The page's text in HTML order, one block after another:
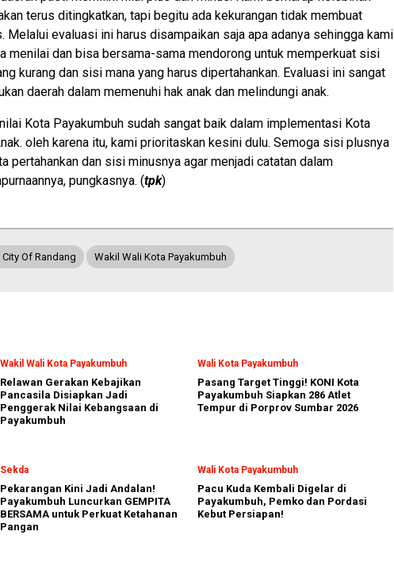
terus ditingkatkan, tapi begitu ada kekurangan tidak membuat
Melalui evaluasi ini harus disampaikan saja apa adanya sehingga kami
menilai dan bisa bersama-sama mendorong untuk memperkuat sisi
kurang dan sisi mana yang harus dipertahankan. Evaluasi ini sangat
daerah dalam memenuhi hak anak dan melindungi anak.
Kota Payakumbuh sudah sangat baik dalam implementasi Kota
oleh karena itu, kami prioritaskan kesini dulu. Semoga sisi plusnya
pertahankan dan sisi minusnya agar menjadi catatan dalam
pungkasnya. (tpk)
Of Randang Wakil Wali Kota Payakumbuh
Wakil Wali Kota Payakumbuh
Relawan Gerakan Kebajikan
Pancasila Disiapkan Jadi
Penggerak Nilai Kebangsaan di
Payakumbuh
Wali Kota Payakumbuh
Pasang Target Tinggi! KONI Kota
Payakumbuh Siapkan 286 Atlet
Tempur di Porprov Sumbar 2026
Sekda
Pekarangan Kini Jadi Andalan!
Payakumbuh Luncurkan GEMPITA
BERSAMA untuk Perkuat Ketahanan
Pangan
Wali Kota Payakumbuh
Pacu Kuda Kembali Digelar di
Payakumbuh, Pemko dan Pordasi
Kebut Persiapan!